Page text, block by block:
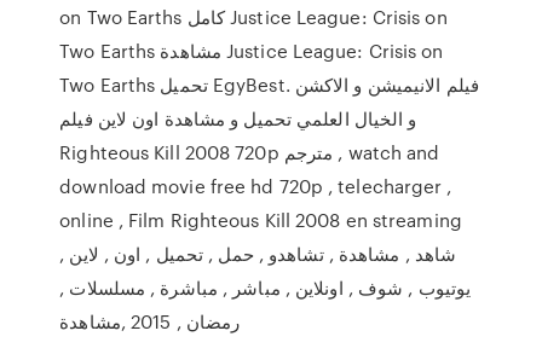
on Two Earths كامل Justice League: Crisis on
Two Earths مشاهدة Justice League: Crisis on
Two Earths تحميل EgyBest. فيلم الانيميشن و الاكشن
و الخيال العلمي تحميل و مشاهدة اون لاين فيلم
Righteous Kill 2008 720p مترجم , watch and
download movie free hd 720p , telecharger ,
online , Film Righteous Kill 2008 en streaming
شاهد , مشاهدة , تشاهدو , حمل , تحميل , اون , لاين ,
يوتيوب , شوف , اونلاين , مباشر , مباشرة , مسلسلات ,
رمضان , 2015 ,مشاهدة